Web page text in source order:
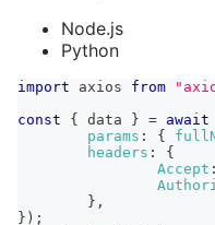
Node.js
Python
import axios from
const
{ data } = await
params : {
headers :
{
Accept :
} ,
} ) ;